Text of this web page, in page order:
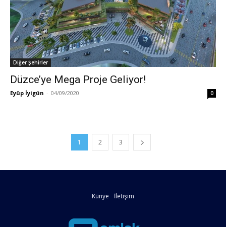
Diğer Şehirler
Düzce’ye Mega Proje Geliyor!
Eyüp İyigün - 04/09/2020 0
1 2 3
Künye İletişim